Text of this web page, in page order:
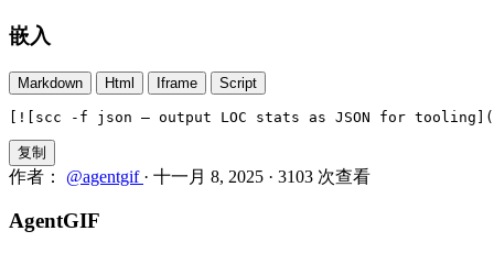
嵌入
Markdown Html Iframe Script
[![scc -f json — output LOC stats as JSON for
复制
作者： @agentgif · 十一月 8, 2025 · 3103 次查看
AgentGIF